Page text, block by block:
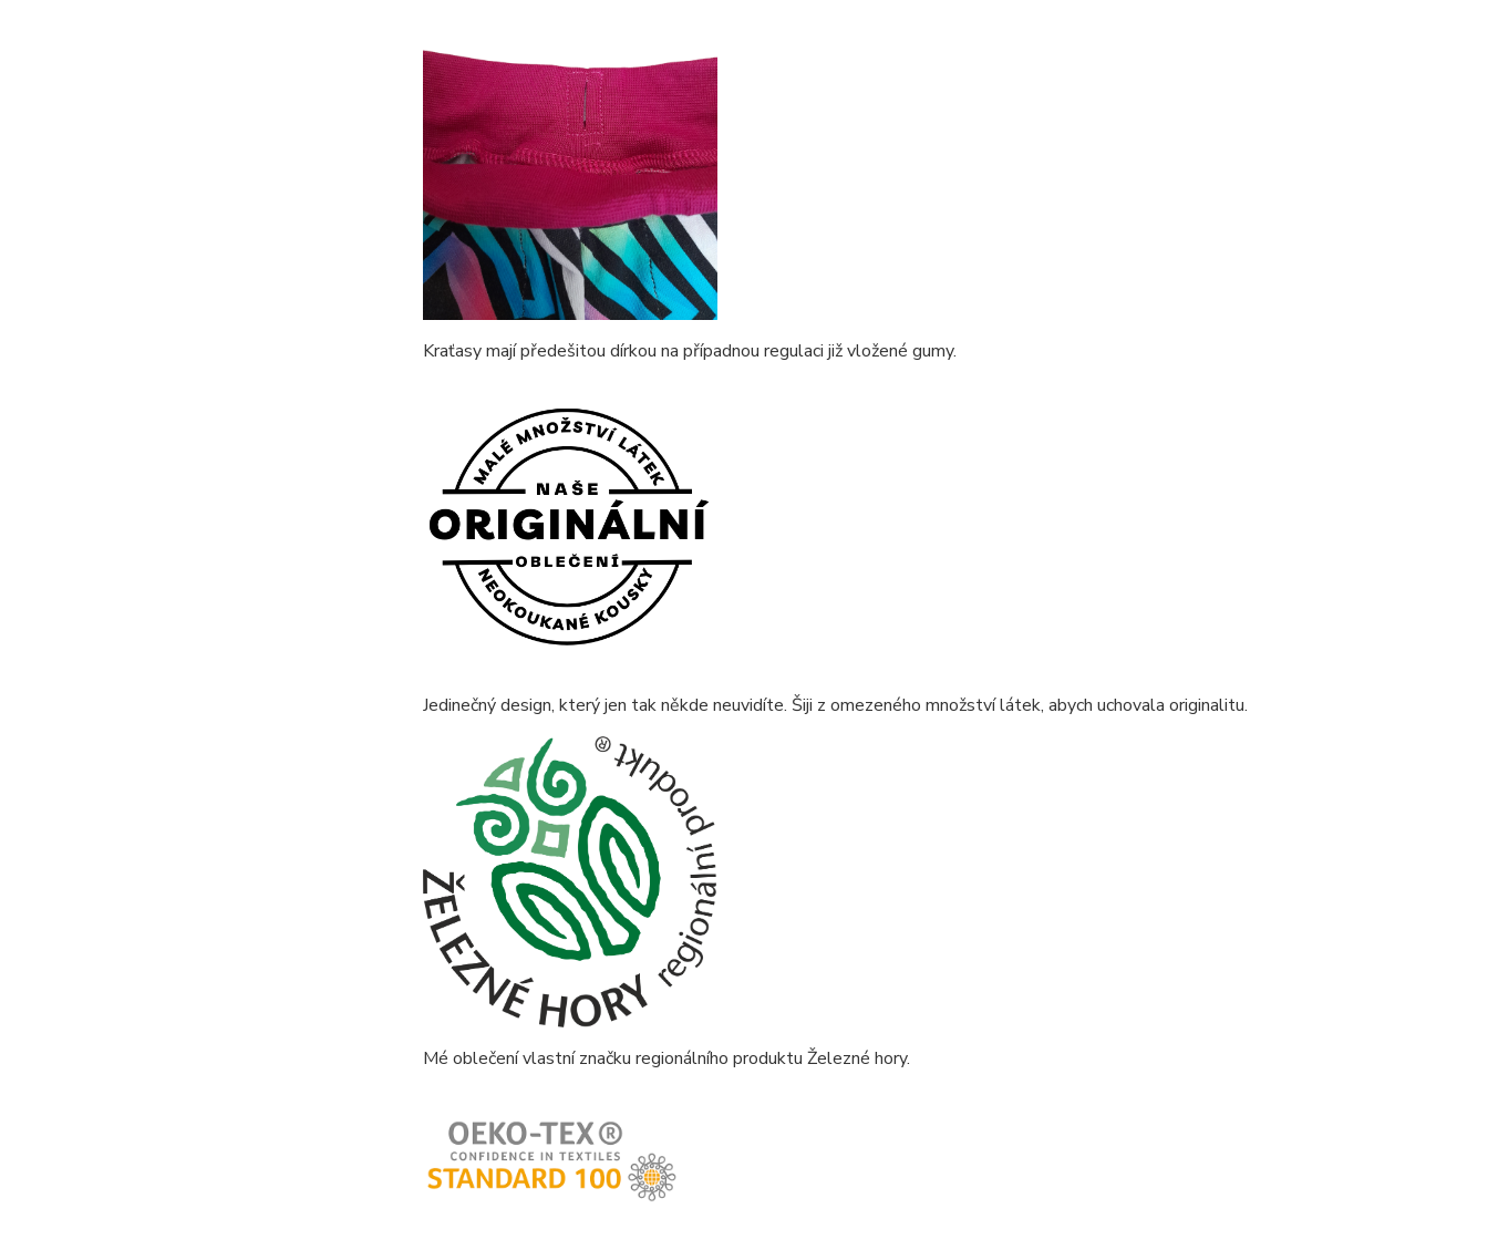
Kraťasy mají předešitou dírkou na případnou regulaci již vložené gumy.
Jedinečný design, který jen tak někde neuvidíte. Šiji z omezeného množství látek, abych uchovala originalitu.
Mé oblečení vlastní značku regionálního produktu Železné hory.